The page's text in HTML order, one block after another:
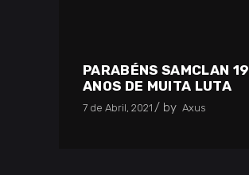
PARABÉNS SAMCLAN 19
ANOS DE MUITA LUTA
7 de Abril, 2021 by Axus